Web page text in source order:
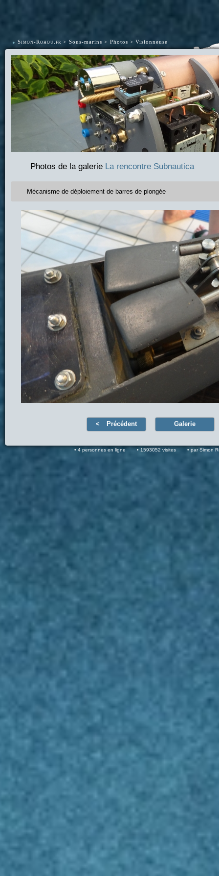
• Simon-Rohou.fr Sous-marins Photos Visionneuse
Photos de la galerie La rencontre Subnautica
Mécanisme de déploiement de barres de plongée
Précédent Galerie
4 personnes en ligne 1593052 visites par Simon